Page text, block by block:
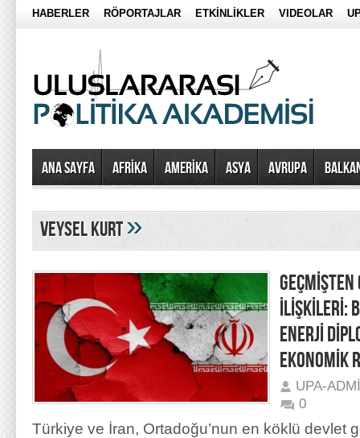
HABERLER RÖPORTAJLAR ETKİNLİKLER VIDEOLAR
Ana Sayfa AFRİKA AMERİKA ASYA AVRUPA
veysel kurt»
İLİŞKİLERİ:
ENERJİ
EKONOMİK
UPA-
0
Türkiye ve İran, Ortadoğu’nun en köklü devlet